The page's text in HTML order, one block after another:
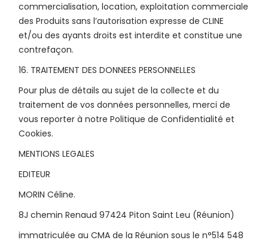
commercialisation, location, exploitation commerciale
des Produits sans l’autorisation expresse de CLINE
et/ou des ayants droits est interdite et constitue une
contrefaçon.
16. TRAITEMENT DES DONNEES PERSONNELLES
Pour plus de détails au sujet de la collecte et du
traitement de vos données personnelles, merci de
vous reporter à notre Politique de Confidentialité et
Cookies.
MENTIONS LEGALES
EDITEUR
MORIN Céline.
8J chemin Renaud 97424 Piton Saint Leu (Réunion)
immatriculée au CMA de la Réunion sous le n°514 548